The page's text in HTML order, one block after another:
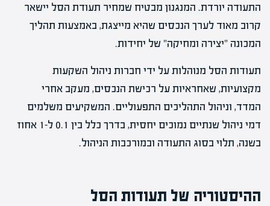
התעודה יורדת. המנגנון מבטיח שמחיר תעודת הסל יישאר
קרוב מאוד לערך הנכסים שהיא מייצגת, באמצעות תהליך
המכונה "יצירה ומחיקה" של יחידות.
תעודות הסל מנוהלות על ידי חברות ניהול השקעות
מקצועיות, שאחראיות על רכישת הנכסים, מעקב אחרי
המדד, וניהול התהליכים התפעוליים. המשקיעים משלמים
דמי ניהול שנתיים נמוכים יחסית, בדרך כלל בין 0.1 ל-1 אחוז
בשנה, תלוי בסוג התעודה ובמורכבות הניהול.
ההיסטוריה של תעודות הסל